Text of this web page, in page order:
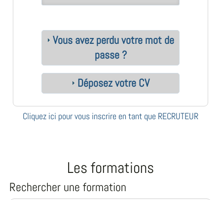
Vous avez perdu votre mot de
passe ?
Déposez votre CV
Cliquez ici pour vous inscrire en tant que RECRUTEUR
Les formations
Rechercher une formation